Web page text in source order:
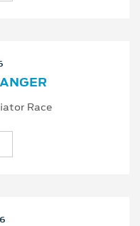
Race